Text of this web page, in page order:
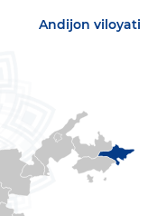
Andijon viloyati